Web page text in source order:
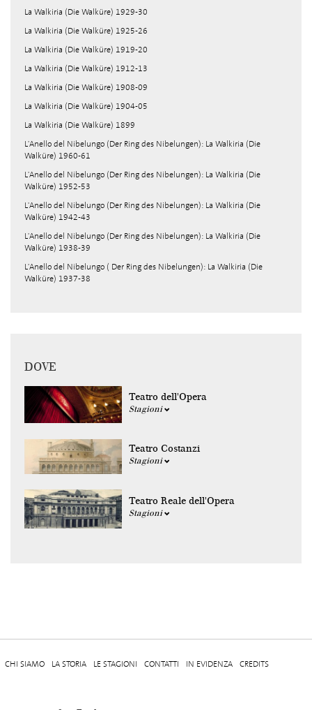
La Walkiria (Die Walküre) 1929-30
La Walkiria (Die Walküre) 1925-26
La Walkiria (Die Walküre) 1919-20
La Walkiria (Die Walküre) 1912-13
La Walkiria (Die Walküre) 1908-09
La Walkiria (Die Walküre) 1904-05
La Walkiria (Die Walküre) 1899
L'Anello del Nibelungo (Der Ring des Nibelungen): La Walkiria (Die
Walküre) 1960-61
L'Anello del Nibelungo (Der Ring des Nibelungen): La Walkiria (Die
Walküre) 1952-53
L'Anello del Nibelungo (Der Ring des Nibelungen): La Walkiria (Die
Walküre) 1942-43
L'Anello del Nibelungo (Der Ring des Nibelungen): La Walkiria (Die
Walküre) 1938-39
L'Anello del Nibelungo ( Der Ring des Nibelungen): La Walkiria (Die
Walküre) 1937-38
DOVE
Teatro dell'Opera
Stagioni
Teatro Costanzi
Stagioni
Teatro Reale dell'Opera
Stagioni
CHI SIAMO LA STORIA LE STAGIONI CONTATTI IN EVIDENZA CREDITS